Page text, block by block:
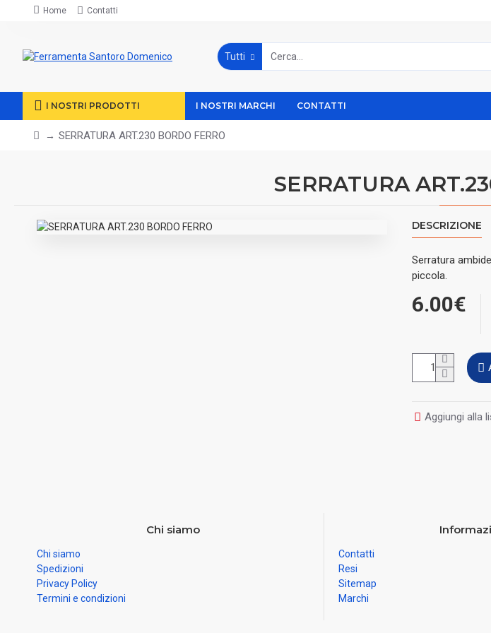
Home Contatti
Tutti
I NOSTRI PRODOTTI I NOSTRI MARCHI CONTATTI
SERRATURA ART.230 BORDO FERRO
SERRATURA
DESCRIZIONE
Serratura
piccola.
6.00€
Aggiungi alla
Chi siamo
Chi siamo
Spedizioni
Privacy Policy
Termini e condizioni
Contatti
Resi
Sitemap
Marchi